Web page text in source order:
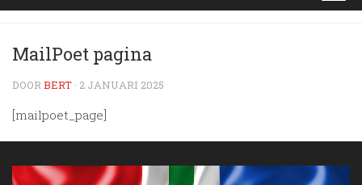
MailPoet pagina
DOORBERT · 2 JANUARI 2025
[mailpoet_page]